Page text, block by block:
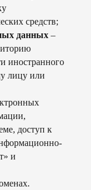
средств;
данных –
иностранного
лицу или
доступ к
и